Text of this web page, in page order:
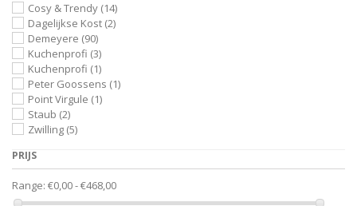
Cosy & Trendy (14)
Dagelijkse Kost (2)
Demeyere (90)
Kuchenprofi (3)
Kuchenprofi (1)
Peter Goossens (1)
Point Virgule (1)
Staub (2)
Zwilling (5)
PRIJS
Range: €0,00 - €468,00